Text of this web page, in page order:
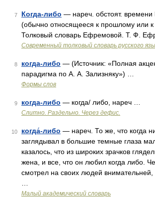
7 Когда-либо — нареч. обстоят. времени
(обычно относящееся к прошлому или к
Толковый словарь Ефремовой. Т. Ф.
Современный толковый словарь русского
8 когда-либо — (Источник: «Полная
парадигма по А. А. Зализняку») …
Формы слов
9 когда-либо — когда/ либо, нареч …
Слитно. Раздельно. Через дефис.
10 когда́-либо — нареч. То же, что когда
заглядывал в большие темные глаза
казалось, что из широких зрачков
жена, и все, что он любил когда либо.
смотрел на своих людей внимательней,
Малый академический словарь